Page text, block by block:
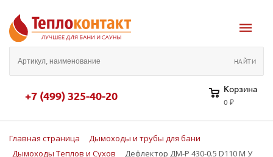
+7 (499) 325-40-20 Корзина
0 ₽
Главная страница
Дымоходы и трубы для бани
Дымоходы Теплов и Сухов
Дефлектор ДМ-Р 430-0.5 D110 М У